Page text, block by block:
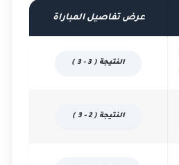
عرض تفاصيل المباراة
النتيجة ( 3 - 3 )
النتيجة ( 2 - 3 )